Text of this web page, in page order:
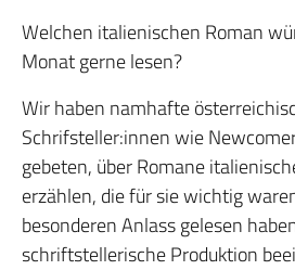
Welchen italienischen Roman
Monat gerne lesen?
Wir haben namhafte
Schrifsteller:innen wie
gebeten, über Romane
erzählen, die für sie wichtig
besonderen Anlass gelesen
schriftstellerische Produktion